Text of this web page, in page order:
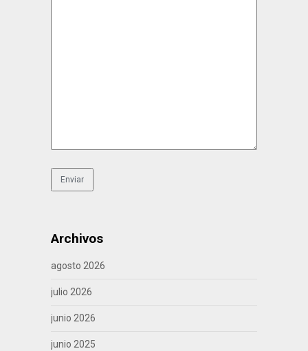
Archivos
agosto 2026
julio 2026
junio 2026
junio 2025